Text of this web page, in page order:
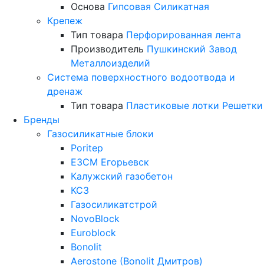
Основа Гипсовая Силикатная
Крепеж
Тип товара Перфорированная лента
Производитель Пушкинский Завод
Металлоизделий
Система поверхностного водоотвода и
дренаж
Тип товара Пластиковые лотки Решетки
Бренды
Газосиликатные блоки
Poritep
ЕЗСМ Егорьевск
Калужский газобетон
КСЗ
Газосиликатстрой
NovoBlock
Euroblock
Bonolit
Aerostone (Bonolit Дмитров)